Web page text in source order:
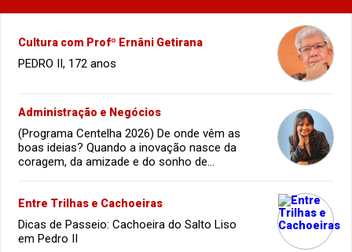
Cultura com Profº Ernâni Getirana
PEDRO II, 172 anos
Administração e Negócios
(Programa Centelha 2026) De onde vêm as
boas ideias? Quando a inovação nasce da
coragem, da amizade e do sonho de
Entre Trilhas e Cachoeiras
Dicas de Passeio: Cachoeira do Salto Liso
em Pedro II